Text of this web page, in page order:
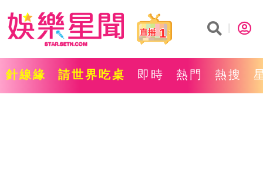
1
針線緣 請世界吃桌 即時 熱門 熱搜